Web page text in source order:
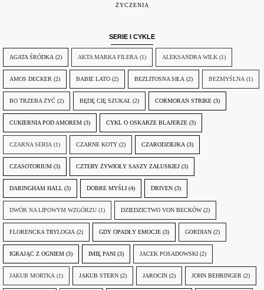
ŻYCZENIA
SERIE I CYKLE
AGATA ŚRÓDKA (2) AKTA MARKA FILERA (1) ALEKSANDRA WILK (1)
AMOS DECKER (2) BABIE LATO (2) BEZLITOSNA SIŁA (2) BEZMYŚLNA (1)
BO TRZEBA ŻYĆ (2) BĘDĘ CIĘ SZUKAŁ (2) CORMORAN STRIKE (3)
CUKIERNIA POD AMOREM (3) CYKL O OSKARZE BLAJERZE (3)
CZARNA SERIA (1) CZARNE KOTY (2) CZARODZIEJKA (3)
CZASOTORIUM (3) CZTERY ŻYWIOŁY SASZY ZAŁUSKIEJ (3)
DARINGHAM HALL (3) DOBRE MYŚLI (4) DRIVEN (3)
DWÓR NA LIPOWYM WZGÓRZU (1) DZIEDZICTWO VON BECKÓW (2)
FLORENCKA TRYLOGIA (2) GDY OPADŁY EMOCJE (3) GORDIAN (2)
IGRAJĄC Z OGNIEM (3) IMIĘ PANI (3) JACEK POSADOWSKI (2)
JAKUB MORTKA (1) JAKUB STERN (2) JAROCIN (2) JOHN BEHRINGER (2)